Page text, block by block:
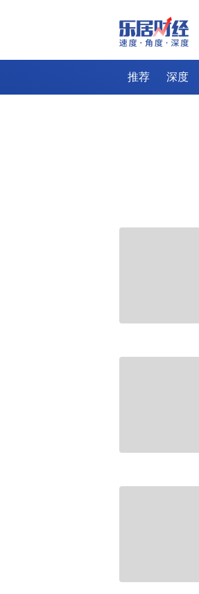
推荐 深度